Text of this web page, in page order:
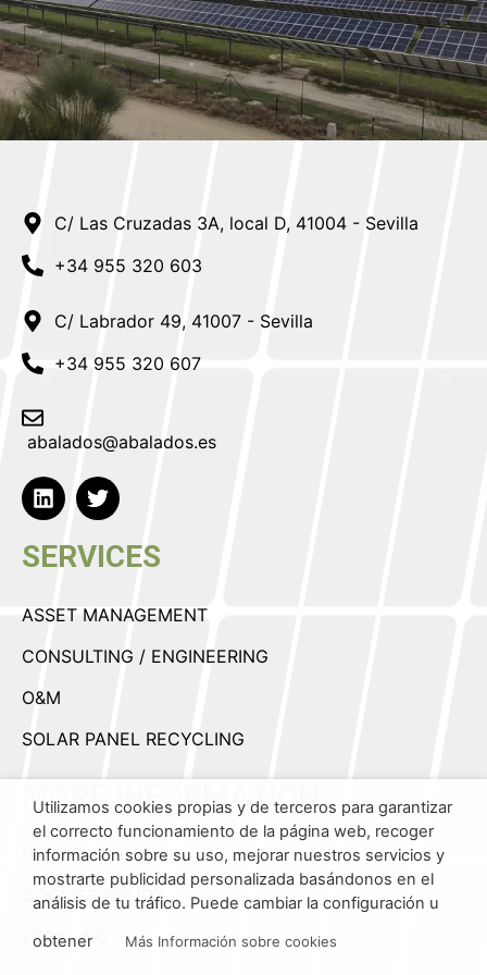
C/ Las Cruzadas 3A, local D, 41004 - Sevilla
+34 955 320 603
C/ Labrador 49, 41007 - Sevilla
+34 955 320 607
abalados@abalados.es
SERVICES
ASSET MANAGEMENT
CONSULTING / ENGINEERING
O&M
SOLAR PANEL RECYCLING
MORE INFORMATION
PRIVACY POLICY
COOKIES POLICY
LEGAL NOTICE
Utilizamos cookies propias y de terceros para garantizar
el correcto funcionamiento de la página web, recoger
información sobre su uso, mejorar nuestros servicios y
mostrarte publicidad personalizada basándonos en el
análisis de tu tráfico. Puede cambiar la configuración u
obtener
Más Información sobre cookies